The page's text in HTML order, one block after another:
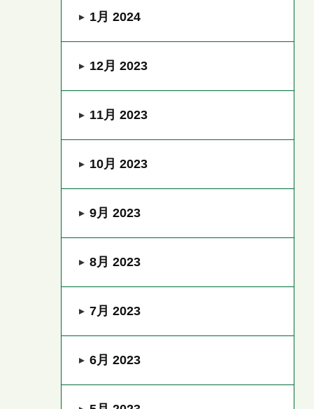
1月 2024
12月 2023
11月 2023
10月 2023
9月 2023
8月 2023
7月 2023
6月 2023